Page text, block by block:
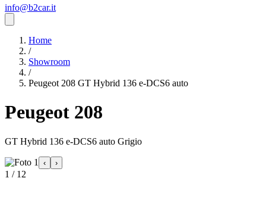
info@b2car.it
Home
/
Showroom
/
Peugeot 208 GT Hybrid 136 e-DCS6 auto
Peugeot 208
GT Hybrid 136 e-DCS6 auto Grigio
‹ ›
1 / 12